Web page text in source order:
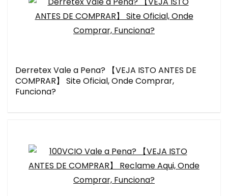
Derretex Vale a Pena? 【VEJA ISTO ANTES DE
COMPRAR】 Site Oficial, Onde Comprar,
Funciona?